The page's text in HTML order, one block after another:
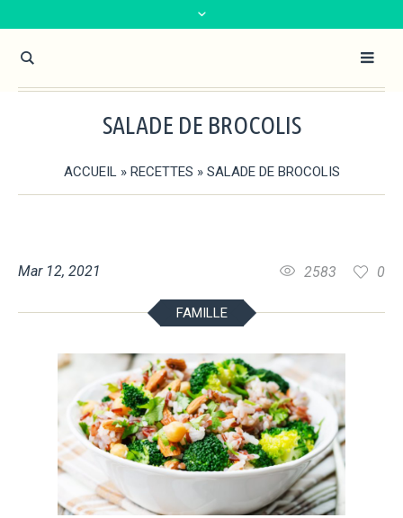
SALADE DE BROCOLIS
ACCUEIL» RECETTES » SALADE DE BROCOLIS
Mar 12, 2021 0
2583
FAMILLE